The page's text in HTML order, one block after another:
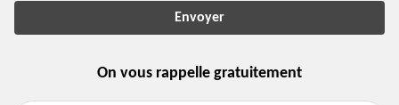
On vous rappelle gratuitement